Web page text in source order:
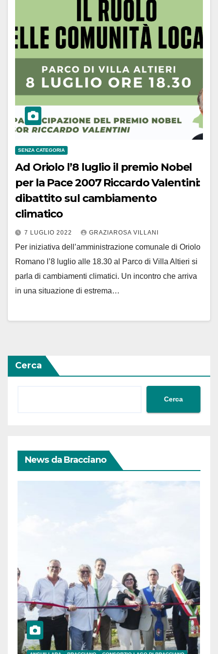
SENZA CATEGORIA
Ad Oriolo l’8 luglio il premio Nobel
per la Pace 2007 Riccardo Valentini:
dibattito sul cambiamento
climatico
7 LUGLIO 2022 GRAZIAROSA VILLANI
Per iniziativa dell’amministrazione comunale di Oriolo
Romano l’8 luglio alle 18.30 al Parco di Villa Altieri si
parla di cambiamenti climatici. Un incontro che arriva
in una situazione di estrema…
Cerca
Cerca
News da Bracciano